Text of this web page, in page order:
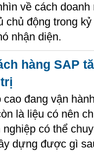
về cách
chủ động trong
nhận diện.
hàng SAP
đang vận
là liệu có nên
có thể
dựng được gì